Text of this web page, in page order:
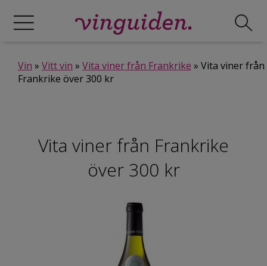
Vin » Vitt vin » Vita viner från Frankrike » Vita viner från
Frankrike över 300 kr
Vita viner från Frankrike
över 300 kr